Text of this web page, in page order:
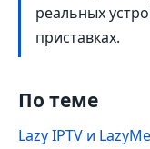
реальных
приставках.
По теме
Lazy IPTV и